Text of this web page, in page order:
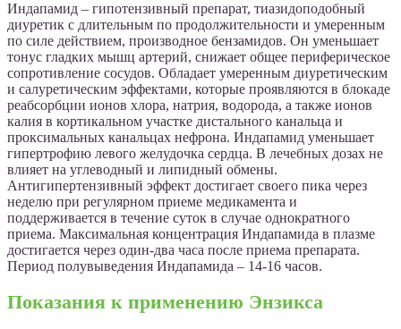
Индапамид – гипотензивный препарат, тиазидоподобный
диуретик с длительным по продолжительности и умеренным
по силе действием, производное бензамидов. Он уменьшает
тонус гладких мышц артерий, снижает общее периферическое
сопротивление сосудов. Обладает умеренным диуретическим
и салуретическим эффектами, которые проявляются в блокаде
реабсорбции ионов хлора, натрия, водорода, а также ионов
калия в кортикальном участке дистального канальца и
проксимальных канальцах нефрона. Индапамид уменьшает
гипертрофию левого желудочка сердца. В лечебных дозах не
влияет на углеводный и липидный обмены.
Антигипертензивный эффект достигает своего пика через
неделю при регулярном приеме медикамента и
поддерживается в течение суток в случае однократного
приема. Максимальная концентрация Индапамида в плазме
достигается через один-два часа после приема препарата.
Период полувыведения Индапамида – 14-16 часов.
Показания к применению Энзикса